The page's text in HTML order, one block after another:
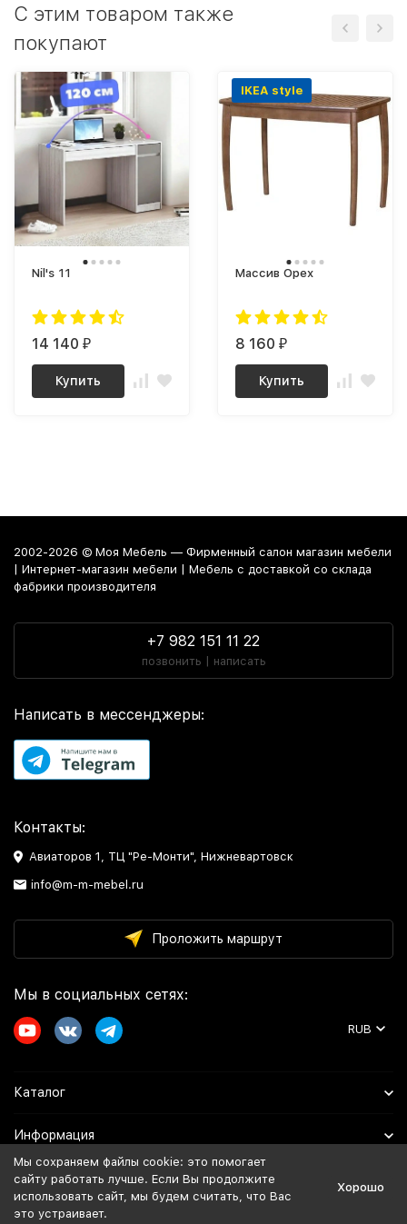
C этим товаром также
покупают
Nil's 11
14 140 ₽
Купить
IKEA style
Массив Орех
8 160 ₽
Купить
2002-2026 © Моя Мебель — Фирменный салон магазин мебели
| Интернет-магазин мебели | Мебель с доставкой со склада
фабрики производителя
+7 982 151 11 22
позвонить | написать
Написать в мессенджеры:
Контакты:
Авиаторов 1, ТЦ "Ре-Монти", Нижневартовск
info@m-m-mebel.ru
Проложить маршрут
Мы в социальных сетях:
RUB
Каталог
Информация
Помощь
Мы сохраняем файлы cookie: это помогает
сайту работать лучше. Если Вы продолжите
использовать сайт, мы будем считать, что Вас
это устраивает.
Хорошо